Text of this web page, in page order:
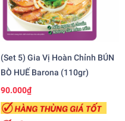
(Set 5) Gia Vị Hoàn Chỉnh BÚN
BÒ HUẾ Barona (110gr)
90.000₫